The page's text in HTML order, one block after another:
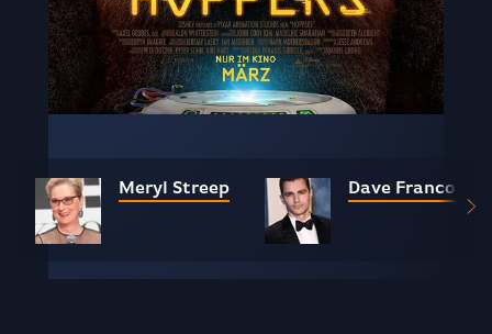
Meryl Streep Dave Franco